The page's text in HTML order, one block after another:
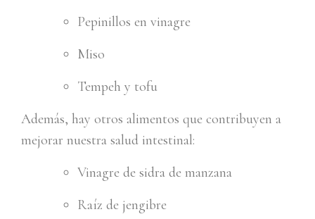
Pepinillos en vinagre
Miso
Tempeh y tofu
Además, hay otros alimentos que contribuyen a
mejorar nuestra salud intestinal:
Vinagre de sidra de manzana
Raíz de jengibre